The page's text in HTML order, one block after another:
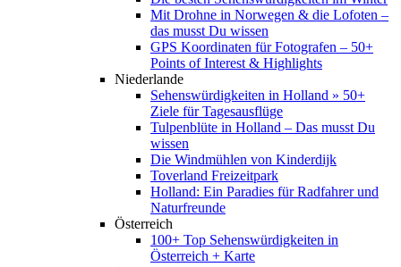
Mit Drohne in Norwegen & die Lofoten –
das musst Du wissen
GPS Koordinaten für Fotografen – 50+
Points of Interest & Highlights
Niederlande
Sehenswürdigkeiten in Holland » 50+
Ziele für Tagesausflüge
Tulpenblüte in Holland – Das musst Du
wissen
Die Windmühlen von Kinderdijk
Toverland Freizeitpark
Holland: Ein Paradies für Radfahrer und
Naturfreunde
Österreich
100+ Top Sehenswürdigkeiten in
Österreich + Karte